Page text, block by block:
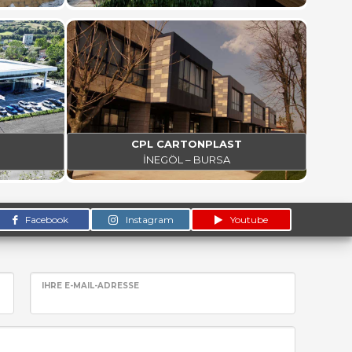
CPL CARTONPLAST
İNEGÖL – BURSA
Facebook Instagram Youtube
IHRE E-MAIL-ADRESSE